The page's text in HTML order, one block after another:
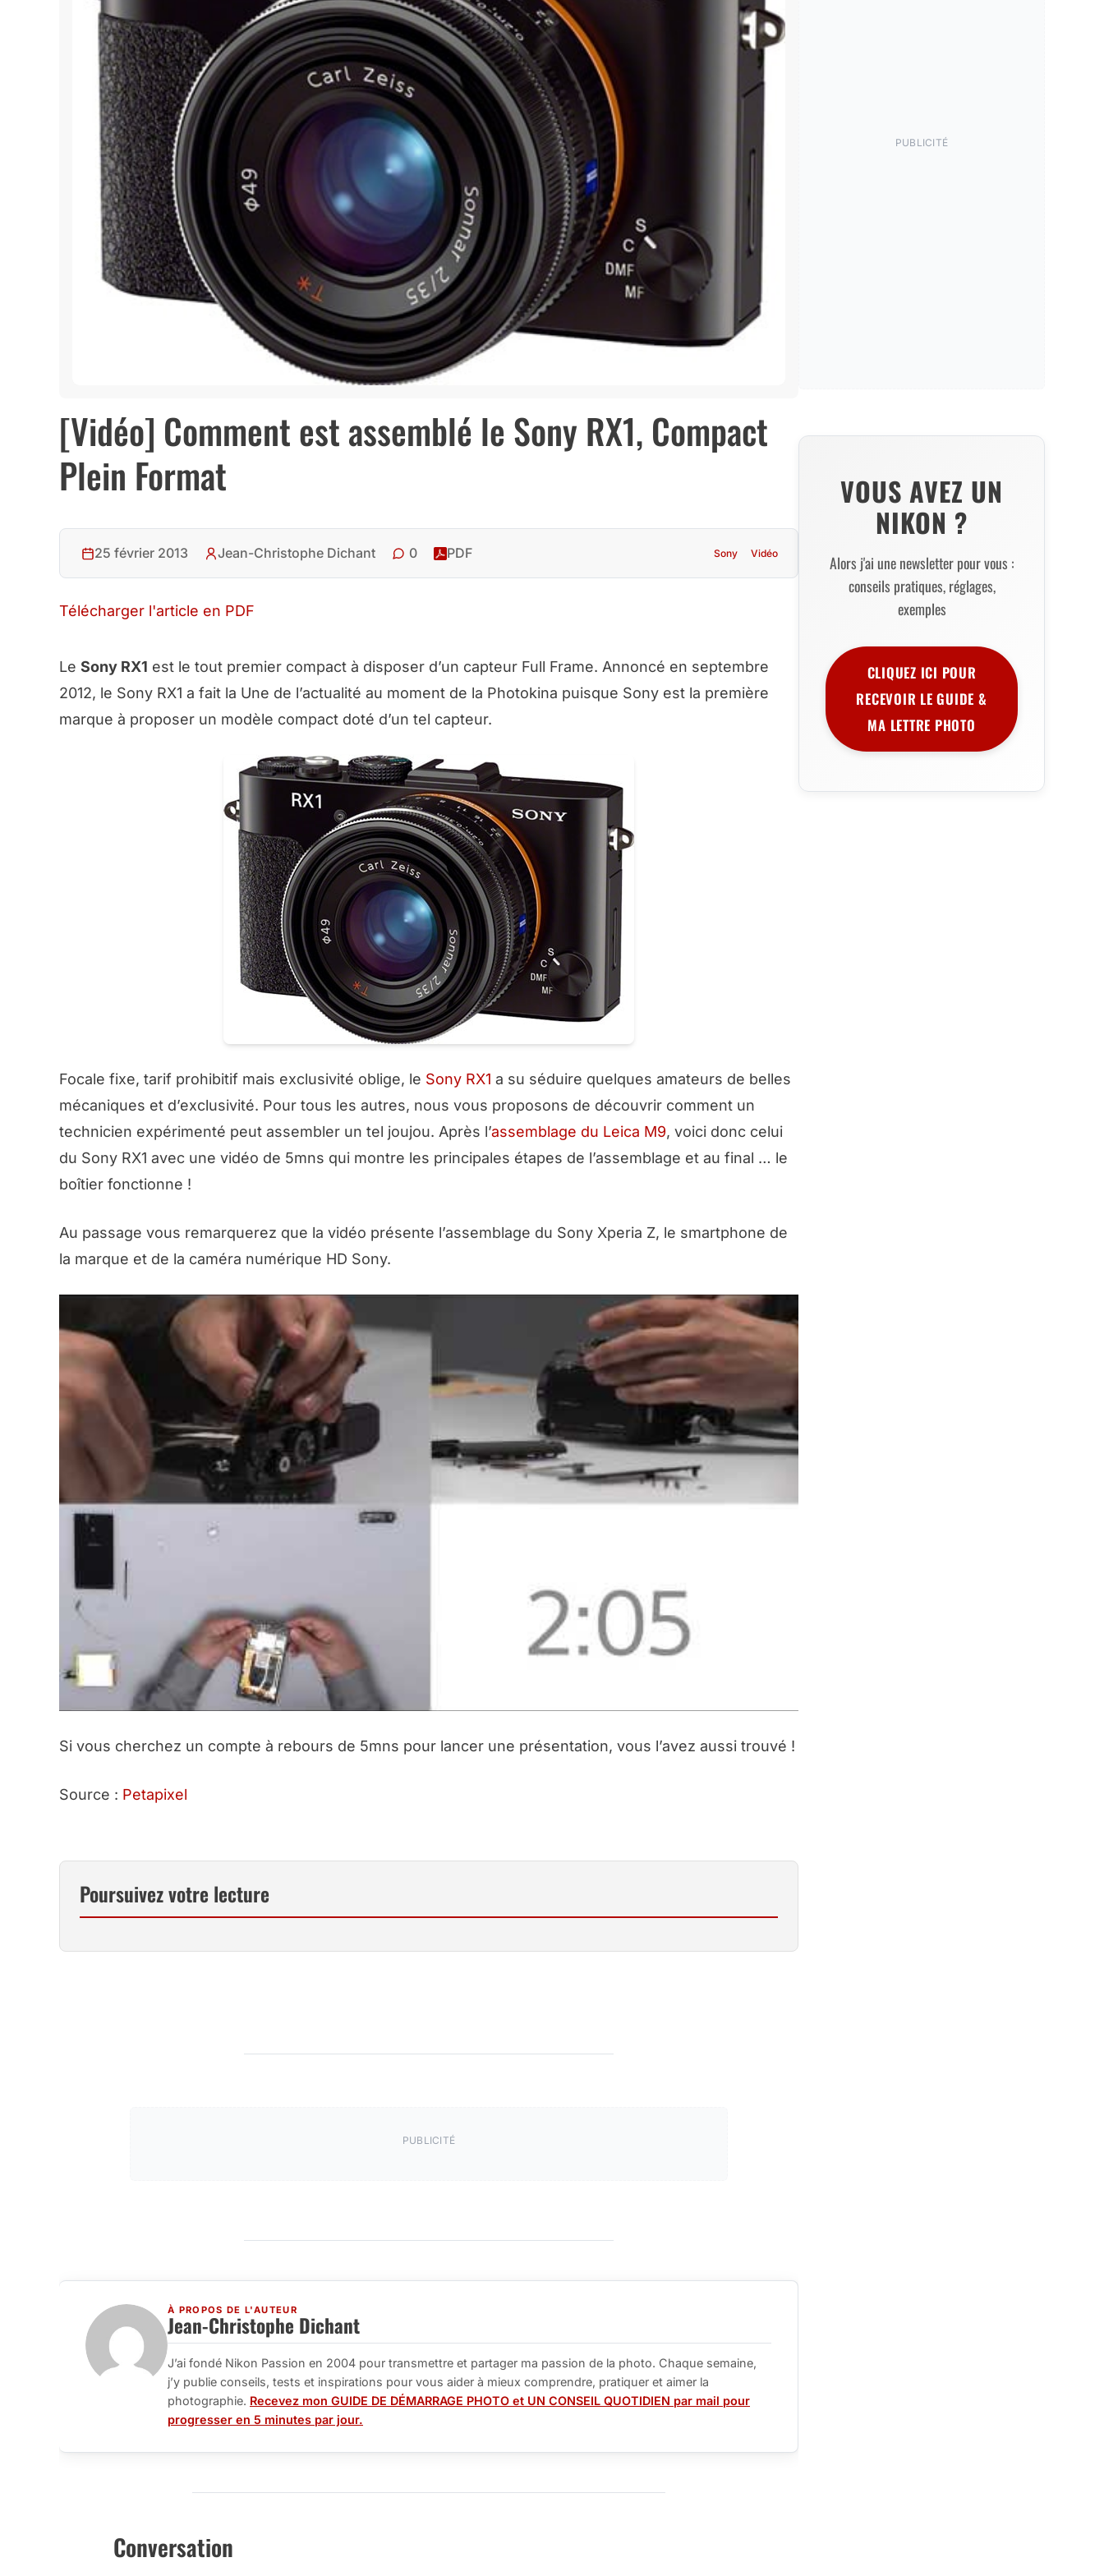
[Vidéo] Comment est assemblé le Sony RX1, Compact
Plein Format
25 février 2013 Jean-Christophe Dichant 0 PDF Sony Vidéo
Télécharger l'article en PDF
Le Sony RX1 est le tout premier compact à disposer d’un capteur Full Frame. Annoncé en septembre
2012, le Sony RX1 a fait la Une de l’actualité au moment de la Photokina puisque Sony est la première
marque à proposer un modèle compact doté d’un tel capteur.
Focale fixe, tarif prohibitif mais exclusivité oblige, le Sony RX1 a su séduire quelques amateurs de belles
mécaniques et d’exclusivité. Pour tous les autres, nous vous proposons de découvrir comment un
technicien expérimenté peut assembler un tel joujou. Après l’assemblage du Leica M9, voici donc celui
du Sony RX1 avec une vidéo de 5mns qui montre les principales étapes de l’assemblage et au final … le
boîtier fonctionne !
Au passage vous remarquerez que la vidéo présente l’assemblage du Sony Xperia Z, le smartphone de
la marque et de la caméra numérique HD Sony.
Si vous cherchez un compte à rebours de 5mns pour lancer une présentation, vous l’avez aussi trouvé !
Source : Petapixel
Poursuivez votre lecture
PUBLICITÉ
À PROPOS DE L'AUTEUR
Jean-Christophe Dichant
J’ai fondé Nikon Passion en 2004 pour transmettre et partager ma passion de la photo. Chaque semaine,
j’y publie conseils, tests et inspirations pour vous aider à mieux comprendre, pratiquer et aimer la
photographie. Recevez mon GUIDE DE DÉMARRAGE PHOTO et UN CONSEIL QUOTIDIEN par mail pour
progresser en 5 minutes par jour.
Conversation
PUBLICITÉ
VOUS AVEZ UN
NIKON ?
Alors j'ai une newsletter pour vous :
conseils pratiques, réglages,
exemples
CLIQUEZ ICI POUR
RECEVOIR LE GUIDE &
MA LETTRE PHOTO